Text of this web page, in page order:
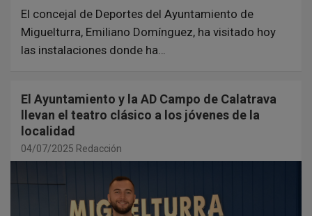
El concejal de Deportes del Ayuntamiento de
Miguelturra, Emiliano Domínguez, ha visitado hoy
las instalaciones donde ha…
El Ayuntamiento y la AD Campo de Calatrava
llevan el teatro clásico a los jóvenes de la
localidad
04/07/2025 Redacción